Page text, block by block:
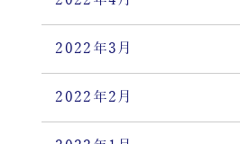
2022年3月
2022年2月